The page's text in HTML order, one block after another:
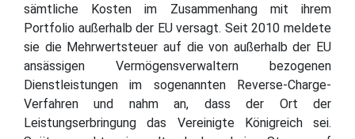
sämtliche Kosten im Zusammenhang mit ihrem
Portfolio außerhalb der EU versagt. Seit 2010 meldete
sie die Mehrwertsteuer auf die von außerhalb der EU
ansässigen Vermögensverwaltern bezogenen
Dienstleistungen im sogenannten Reverse-Charge-
Verfahren und nahm an, dass der Ort der
Leistungserbringung das Vereinigte Königreich sei.